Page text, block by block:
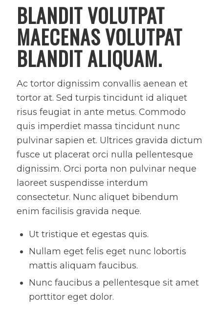
BLANDIT VOLUTPAT
MAECENAS VOLUTPAT
BLANDIT ALIQUAM.
Ac tortor dignissim convallis aenean et
tortor at. Sed turpis tincidunt id aliquet
risus feugiat in ante metus. Commodo
quis imperdiet massa tincidunt nunc
pulvinar sapien et. Ultrices gravida dictum
fusce ut placerat orci nulla pellentesque
dignissim. Orci porta non pulvinar neque
laoreet suspendisse interdum
consectetur. Nunc aliquet bibendum
enim facilisis gravida neque.
Ut tristique et egestas quis.
Nullam eget felis eget nunc lobortis
mattis aliquam faucibus.
Nunc faucibus a pellentesque sit amet
porttitor eget dolor.